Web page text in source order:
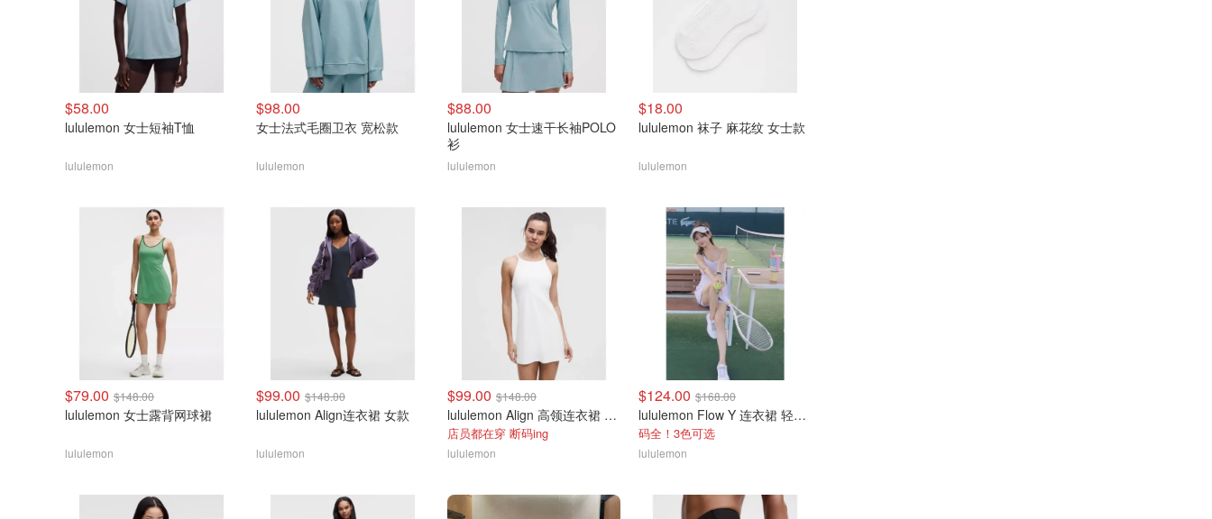
$58.00
lululemon 女士短袖T恤
lululemon
$98.00
女士法式毛圈卫衣 宽松款
lululemon
$88.00
lululemon 女士速干长袖POLO
衫
lululemon
$18.00
lululemon 袜子 麻花纹 女士款
lululemon
$79.00 $148.00
lululemon 女士露背网球裙
lululemon
$99.00 $148.00
lululemon Align连衣裙 女款
lululemon
$99.00 $148.00
lululemon Align 高领连衣裙 A/B杯
店员都在穿 断码ing
lululemon
$124.00 $168.00
lululemon Flow Y 连衣裙 轻支撑 B/C杯
码全！3色可选
lululemon